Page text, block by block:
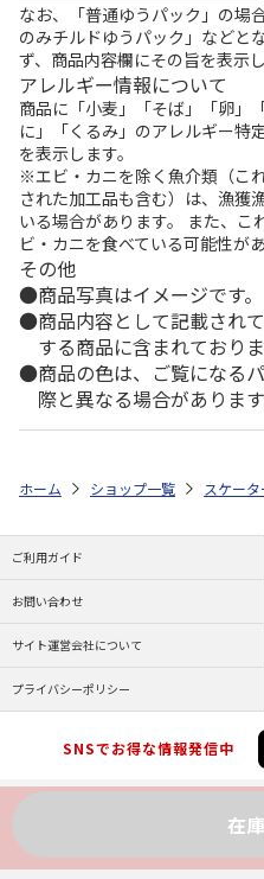
なお、「普通ゆうパック」の場
のみチルドゆうパック」などと
ず、商品内容欄にその旨を表示し
アレルギー情報について
商品に「小麦」「そば」「卵」
に」「くるみ」のアレルギー特
を表示します。
※エビ・カニを除く魚介類（こ
された加工品も含む）は、漁獲
いる場合があります。 また、こ
ビ・カニを食べている可能性があ
その他
商品写真はイメージです。
商品内容として記載され
する商品に含まれておりま
商品の色は、ご覧になる
際と異なる場合があります
在
ホーム ショップ一覧 スケータ
ご利用ガイド
お問い合わせ
サイト運営会社について
プライバシーポリシー
SNSでお得な情報発信中